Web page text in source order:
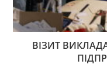
ВІЗИТ